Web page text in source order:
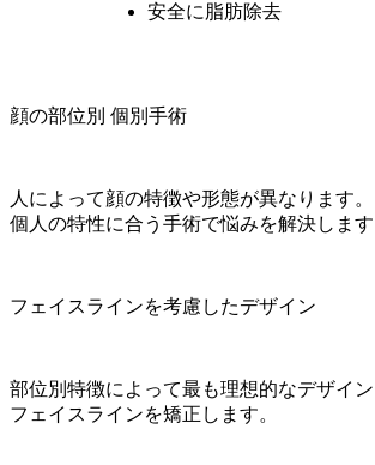
安全に脂肪除去
顔の部位別 個別手術
人によって顔の特徴や形態が異なります。
個人の特性に合う手術で悩みを解決します
フェイスラインを考慮したデザイン
部位別特徴によって最も理想的なデザイ
フェイスラインを矯正します。